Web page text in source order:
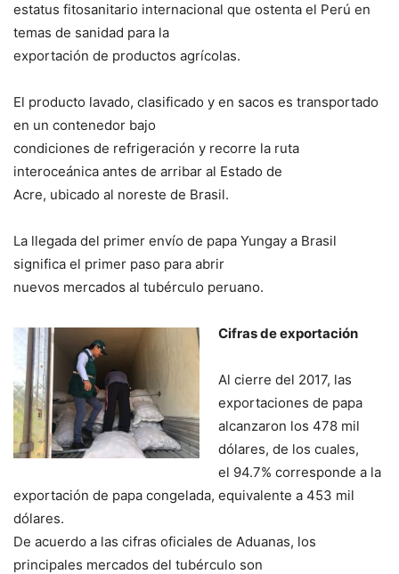
estatus fitosanitario internacional que ostenta el Perú en
temas de sanidad para la
exportación de productos agrícolas.
El producto lavado, clasificado y en sacos es transportado
en un contenedor bajo
condiciones de refrigeración y recorre la ruta
interoceánica antes de arribar al Estado de
Acre, ubicado al noreste de Brasil.
La llegada del primer envío de papa Yungay a Brasil
significa el primer paso para abrir
nuevos mercados al tubérculo peruano.
Cifras de exportación
Al cierre del 2017, las
exportaciones de papa
alcanzaron los 478 mil
dólares, de los cuales,
el 94.7% corresponde a la
exportación de papa congelada, equivalente a 453 mil
dólares.
De acuerdo a las cifras oficiales de Aduanas, los
principales mercados del tubérculo son